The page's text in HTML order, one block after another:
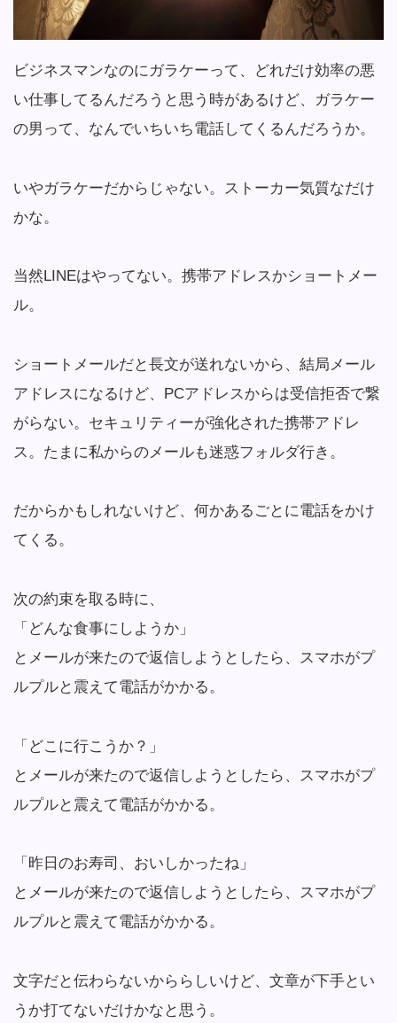
ビジネスマンなのにガラケーって、どれだけ効率の悪
い仕事してるんだろうと思う時があるけど、ガラケー
の男って、なんでいちいち電話してくるんだろうか。
いやガラケーだからじゃない。ストーカー気質なだけ
かな。
当然LINEはやってない。携帯アドレスかショートメー
ル。
ショートメールだと長文が送れないから、結局メール
アドレスになるけど、PCアドレスからは受信拒否で繋
がらない。セキュリティーが強化された携帯アドレ
ス。たまに私からのメールも迷惑フォルダ行き。
だからかもしれないけど、何かあるごとに電話をかけ
てくる。
次の約束を取る時に、
「どんな食事にしようか」
とメールが来たので返信しようとしたら、スマホがプ
ルプルと震えて電話がかかる。
「どこに行こうか？」
とメールが来たので返信しようとしたら、スマホがプ
ルプルと震えて電話がかかる。
「昨日のお寿司、おいしかったね」
とメールが来たので返信しようとしたら、スマホがプ
ルプルと震えて電話がかかる。
文字だと伝わらないかららしいけど、文章が下手とい
うか打てないだけかなと思う。